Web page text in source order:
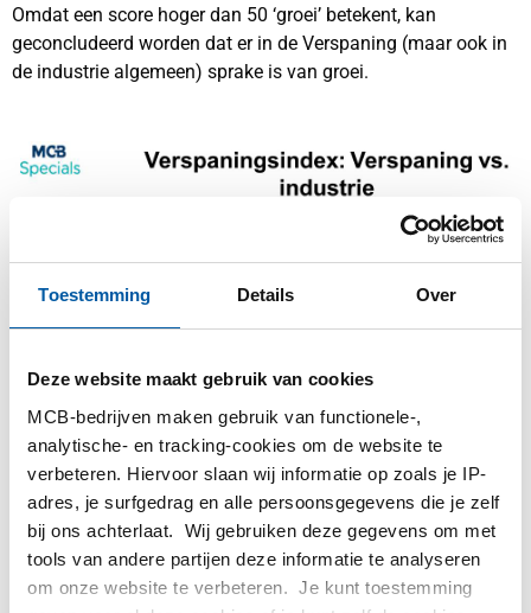
Toestemming Details Over
Deze website maakt gebruik van cookies
MCB-bedrijven maken gebruik van functionele-,
analytische- en tracking-cookies om de website te
verbeteren. Hiervoor slaan wij informatie op zoals je IP-
adres, je surfgedrag en alle persoonsgegevens die je zelf
bij ons achterlaat. Wij gebruiken deze gegevens om met
tools van andere partijen deze informatie te analyseren
om onze website te verbeteren. Je kunt toestemming
Omdat een score hoger dan 50 ‘groei’ betekent, kan
geconcludeerd worden dat er in de Verspaning (maar ook in
de industrie algemeen) sprake is van groei.
Opmerking: de relatieve vlakheid van de Nevi-lijn is te
verklaren met de grote verscheidenheid aan industrieën